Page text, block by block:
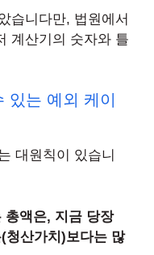
습니다만, 법원에서
계산기의 숫자와 틀
는 예외 케이
대원칙이 있습니
총액은, 지금 당장
청산가치)보다는 많